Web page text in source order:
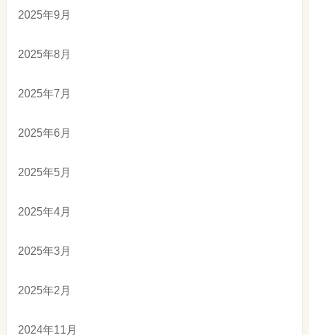
2025年9月
2025年8月
2025年7月
2025年6月
2025年5月
2025年4月
2025年3月
2025年2月
2024年11月